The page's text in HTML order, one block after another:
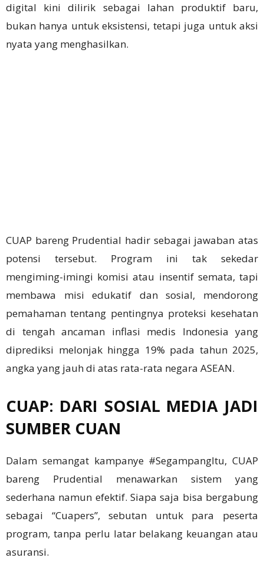
digital kini dilirik sebagai lahan produktif baru,
bukan hanya untuk eksistensi, tetapi juga untuk aksi
nyata yang menghasilkan.
CUAP bareng Prudential hadir sebagai jawaban atas
potensi tersebut. Program ini tak sekedar
mengiming-imingi komisi atau insentif semata, tapi
membawa misi edukatif dan sosial, mendorong
pemahaman tentang pentingnya proteksi kesehatan
di tengah ancaman inflasi medis Indonesia yang
diprediksi melonjak hingga 19% pada tahun 2025,
angka yang jauh di atas rata-rata negara ASEAN.
CUAP: DARI SOSIAL MEDIA JADI
SUMBER CUAN
Dalam semangat kampanye #SegampangItu, CUAP
bareng Prudential menawarkan sistem yang
sederhana namun efektif. Siapa saja bisa bergabung
sebagai “Cuapers”, sebutan untuk para peserta
program, tanpa perlu latar belakang keuangan atau
asuransi.